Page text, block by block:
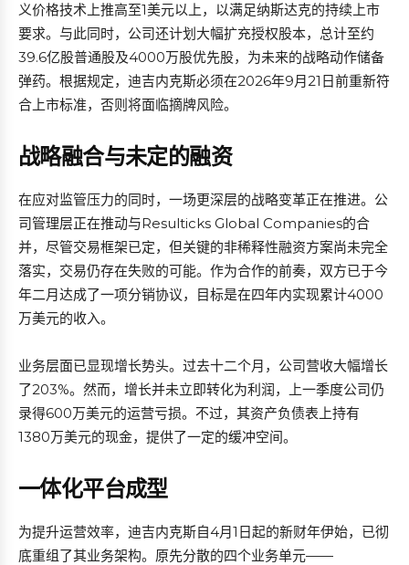
义价格技术上推高至1美元以上，以满足纳斯达克的持续上市
要求。与此同时，公司还计划大幅扩充授权股本，总计至约
39.6亿股普通股及4000万股优先股，为未来的战略动作储备
弹药。根据规定，迪吉内克斯必须在2026年9月21日前重新符
合上市标准，否则将面临摘牌风险。
战略融合与未定的融资
在应对监管压力的同时，一场更深层的战略变革正在推进。公
司管理层正在推动与Resulticks Global Companies的合
并，尽管交易框架已定，但关键的非稀释性融资方案尚未完全
落实，交易仍存在失败的可能。作为合作的前奏，双方已于今
年二月达成了一项分销协议，目标是在四年内实现累计4000
万美元的收入。
业务层面已显现增长势头。过去十二个月，公司营收大幅增长
了203%。然而，增长并未立即转化为利润，上一季度公司仍
录得600万美元的运营亏损。不过，其资产负债表上持有
1380万美元的现金，提供了一定的缓冲空间。
一体化平台成型
为提升运营效率，迪吉内克斯自4月1日起的新财年伊始，已彻
底重组了其业务架构。原先分散的四个业务单元——